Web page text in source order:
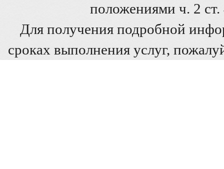
положениями ч. 2
Для получения подробной
сроках выполнения услуг,